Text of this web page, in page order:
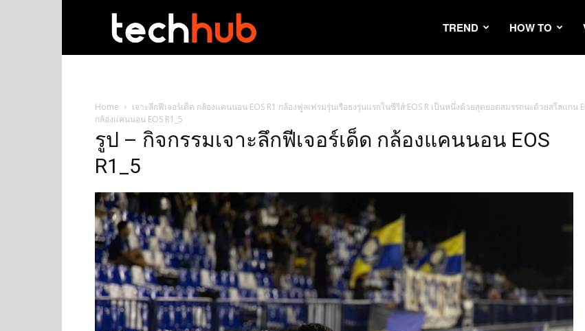
TREND HOW TO
Home เจาะลึกฟีเจอร์เด็ด กล้องแคนนอน EOS R1 กล้องฟูลเฟรมรุ่นเรือธงรุ่นแรกในซีรีส์ EOS R เป็นหนึ่งด้วยสุดยอดสมรรถนะด้วยสโลแกน
กล้องแคนนอน EOS R1_5
รูป – กิจกรรมเจาะลึกฟีเจอร์เด็ด กล้องแคนนอน EOS
R1_5